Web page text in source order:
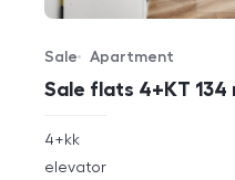
Sale flats 4+KT 134
Offer type
Sale
Property type
Apartment
rozměry
disposition
4+kk
funkce
elevator